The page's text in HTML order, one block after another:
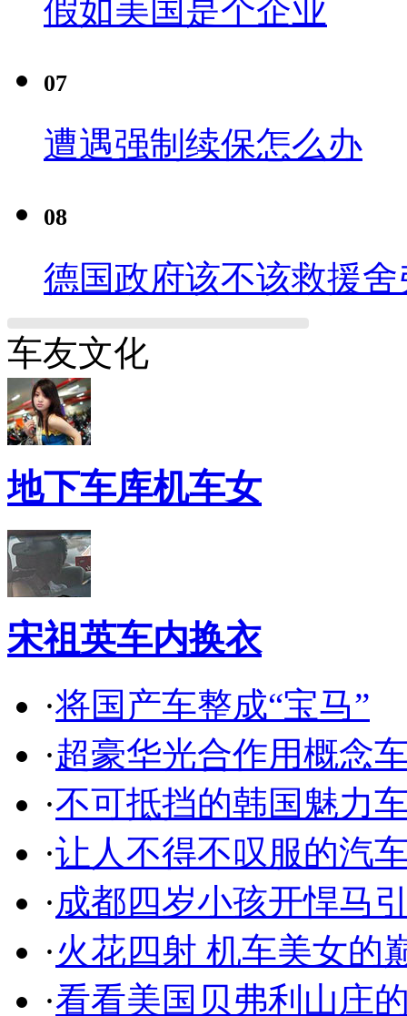
假如美国是个企业
07
遭遇强制续保怎么办
08
德国政府该不该救援舍
车友文化
地下车库机车女
宋祖英车内换衣
·将国产车整成“宝马”
·超豪华光合作用概念
·不可抵挡的韩国魅力
·让人不得不叹服的汽
·成都四岁小孩开悍马
·火花四射 机车美女的
·看看美国贝弗利山庄